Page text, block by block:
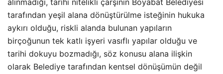
alınmadığı, tarihi nitelikli çarşının Boyabat Belediyesi
tarafından yeşil alana dönüştürülme isteğinin hukuka
aykırı olduğu, riskli alanda bulunan yapıların
birçoğunun tek katlı işyeri vasıflı yapılar olduğu ve
tarihi dokuyu bozmadığı, söz konusu alana ilişkin
olarak Belediye tarafından kentsel dönüşümün değil